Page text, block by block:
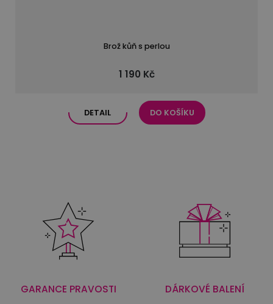
Brož kůň s perlou
1 190 Kč
DETAIL DO KOŠÍKU
GARANCE PRAVOSTI DÁRKOVÉ BALENÍ